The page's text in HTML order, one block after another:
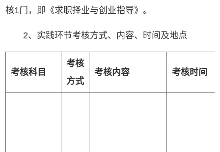
核1门，即《求职择业与创业指导》。
2、实践环节考核方式、内容、时间及地点
考核科目
考核
方式
考核内容 考核时间